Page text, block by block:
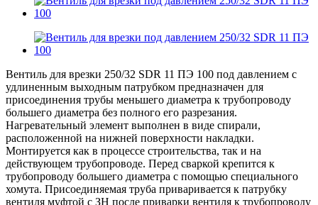
Вентиль для врезки 250/32 SDR 11 ПЭ 100 под давлением с
удлиненным выходным патрубком предназначен для
присоединения трубы меньшего диаметра к трубопроводу
большего диаметра без полного его разрезания.
Нагревательный элемент выполнен в виде спирали,
расположенной на нижней поверхности накладки.
Монтируется как в процессе строительства, так и на
действующем трубопроводе. Перед сваркой крепится к
трубопроводу большего диаметра с помощью специального
хомута. Присоединяемая труба приваривается к патрубку
вентиля муфтой с ЗН после приварки вентиля к трубопроводу